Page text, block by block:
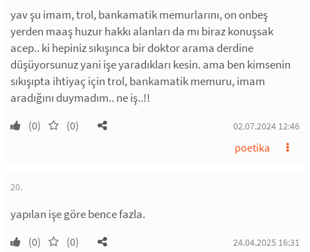
yav şu imam, trol, bankamatik memurlarını, on onbeş
yerden maaş huzur hakkı alanları da mı biraz konuşsak
acep.. ki hepiniz sıkışınca bir doktor arama derdine
düşüyorsunuz yani işe yaradıkları kesin. ama ben kimsenin
sıkışıpta ihtiyaç için trol, bankamatik memuru, imam
aradığını duymadım.. ne iş..!!
(0) (0) 02.07.2024 12:46
poetika
20.
yapılan işe göre bence fazla.
(0) (0) 24.04.2025 16:31